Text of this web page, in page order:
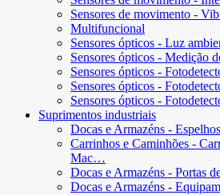
Sensores de movimento -
Multifuncional
Sensores ópticos - Luz
Sensores ópticos - Medição
Sensores ópticos -
Sensores ópticos -
Sensores ópticos -
Suprimentos industriais
Docas e Armazéns - Espelhos
Carrinhos e Caminhões -
Mac…
Docas e Armazéns - Portas
Docas e Armazéns -